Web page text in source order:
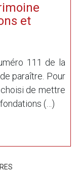
et
111 de la
paraître. Pour
de mettre
(…)